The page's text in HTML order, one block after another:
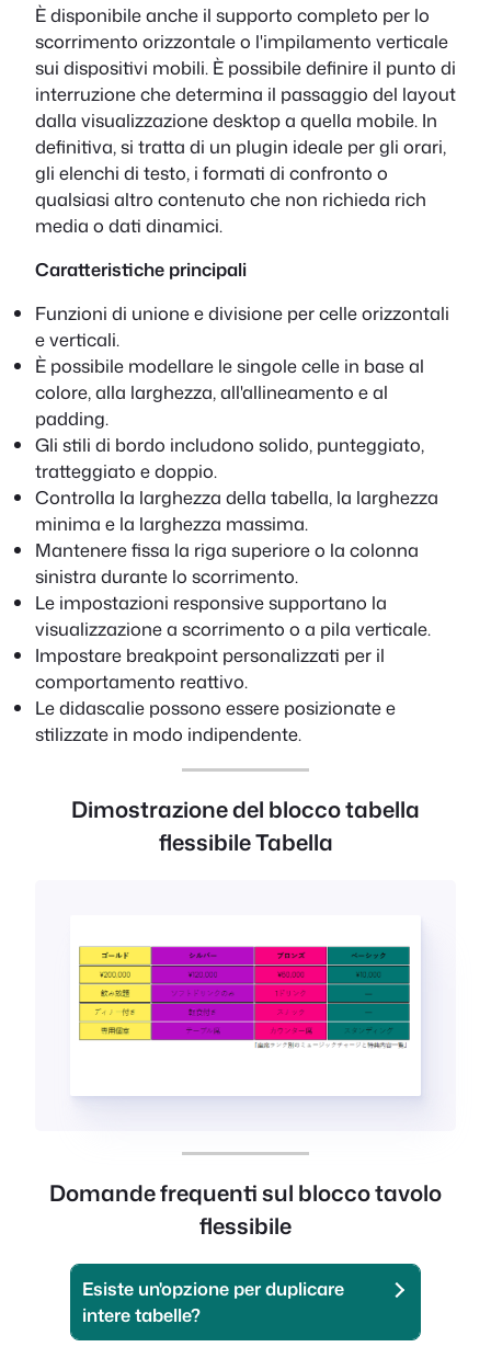
È disponibile anche il supporto completo per lo
scorrimento orizzontale o l'impilamento verticale
sui dispositivi mobili. È possibile definire il punto di
interruzione che determina il passaggio del layout
dalla visualizzazione desktop a quella mobile. In
definitiva, si tratta di un plugin ideale per gli orari,
gli elenchi di testo, i formati di confronto o
qualsiasi altro contenuto che non richieda rich
media o dati dinamici.
Caratteristiche principali
Funzioni di unione e divisione per celle orizzontali
e verticali.
È possibile modellare le singole celle in base al
colore, alla larghezza, all'allineamento e al
padding.
Gli stili di bordo includono solido, punteggiato,
tratteggiato e doppio.
Controlla la larghezza della tabella, la larghezza
minima e la larghezza massima.
Mantenere fissa la riga superiore o la colonna
sinistra durante lo scorrimento.
Le impostazioni responsive supportano la
visualizzazione a scorrimento o a pila verticale.
Impostare breakpoint personalizzati per il
comportamento reattivo.
Le didascalie possono essere posizionate e
stilizzate in modo indipendente.
Dimostrazione del blocco tabella
flessibileTabella
Domande frequenti sul blocco tavolo
flessibile
Esiste un'opzione per duplicare
intere tabelle?